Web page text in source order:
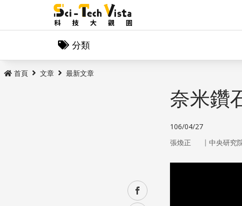
分類
首頁 文章 最新文章
facebook
奈米鑽
106/04/27
張煥正 ｜ 中央研究